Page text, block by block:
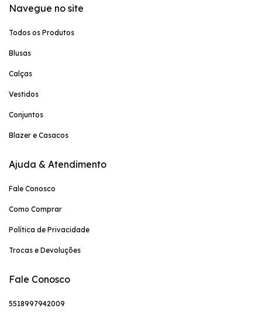
Navegue no site
Todos os Produtos
Blusas
Calças
Vestidos
Conjuntos
Blazer e Casacos
Ajuda & Atendimento
Fale Conosco
Como Comprar
Política de Privacidade
Trocas e Devoluções
Fale Conosco
5518997942009